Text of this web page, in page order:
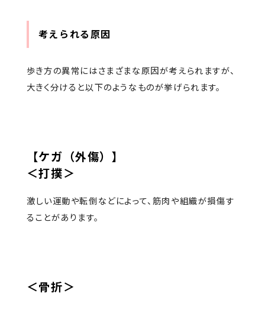
考えられる原因
歩き方の異常にはさまざまな原因が考えられますが、
大きく分けると以下のようなものが挙げられます。
【ケガ（外傷）】
＜打撲＞
激しい運動や転倒などによって、筋肉や組織が損傷す
ることがあります。
＜骨折＞